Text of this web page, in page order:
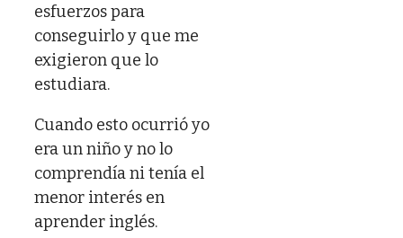
esfuerzos para
conseguirlo y que me
exigieron que lo
estudiara.
Cuando esto ocurrió yo
era un niño y no lo
comprendía ni tenía el
menor interés en
aprender inglés.